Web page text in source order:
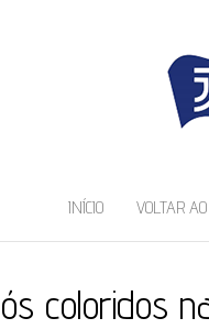
INÍCIO VOLTAR
coloridos